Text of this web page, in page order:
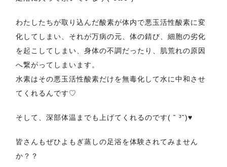
わたしたちが取り込んだ酸素が体内で悪玉活性酸素に変
化してしまい、それが万病の元、体の錆び、細胞の劣化
を起こしてしまい、身体の不調だったり、肌荒れの原因
へ繋がってしまいます。
水素はその悪玉活性酸素だけを無毒化して水に中和させ
てくれるんです♡
そして、深部体温までも上げてくれるのです( ˘ ³˘)♥
皆さんもぜひよもぎ蒸しの足浴を体験されてみません
か？？